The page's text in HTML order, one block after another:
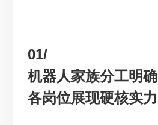
01/
机器人家族分工明确
各岗位展现硬核实力